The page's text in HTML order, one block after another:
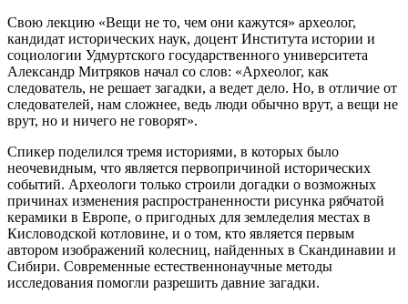
Свою лекцию «Вещи не то, чем они кажутся» археолог,
кандидат исторических наук, доцент Института истории и
социологии Удмуртского государственного университета
Александр Митряков начал со слов: «Археолог, как
следователь, не решает загадки, а ведет дело. Но, в отличие от
следователей, нам сложнее, ведь люди обычно врут, а вещи не
врут, но и ничего не говорят».
Спикер поделился тремя историями, в которых было
неочевидным, что является первопричиной исторических
событий. Археологи только строили догадки о возможных
причинах изменения распространенности рисунка рябчатой
керамики в Европе, о пригодных для земледелия местах в
Кисловодской котловине, и о том, кто является первым
автором изображений колесниц, найденных в Скандинавии и
Сибири. Современные естественнонаучные методы
исследования помогли разрешить давние загадки.